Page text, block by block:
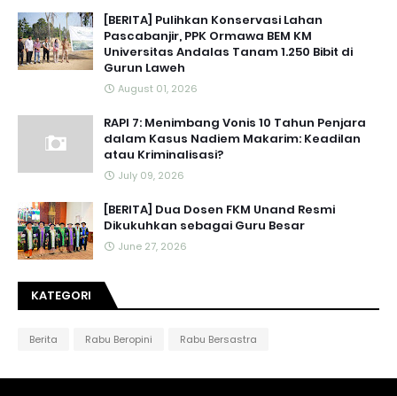
[BERITA] Pulihkan Konservasi Lahan
Pascabanjir, PPK Ormawa BEM KM
Universitas Andalas Tanam 1.250 Bibit di
Gurun Laweh
August 01, 2026
RAPI 7: Menimbang Vonis 10 Tahun Penjara
dalam Kasus Nadiem Makarim: Keadilan
atau Kriminalisasi?
July 09, 2026
[BERITA] Dua Dosen FKM Unand Resmi
Dikukuhkan sebagai Guru Besar
June 27, 2026
KATEGORI
Berita Rabu Beropini Rabu Bersastra